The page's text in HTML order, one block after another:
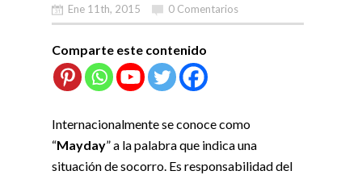
Ene 11th, 2015 0 Comentarios
Comparte este contenido
Internacionalmente se conoce como
“Mayday” a la palabra que indica una
situación de socorro. Es responsabilidad del